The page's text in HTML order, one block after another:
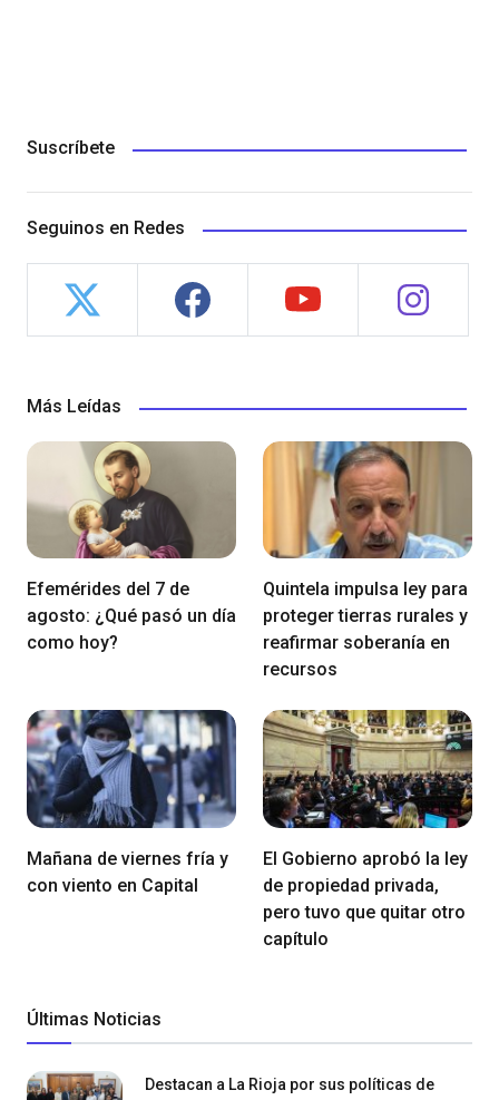
Suscríbete
Seguinos en Redes
Más Leídas
Efemérides del 7 de
agosto: ¿Qué pasó un día
como hoy?
Quintela impulsa ley para
proteger tierras rurales y
reafirmar soberanía en
recursos
Mañana de viernes fría y
con viento en Capital
El Gobierno aprobó la ley
de propiedad privada,
pero tuvo que quitar otro
capítulo
Últimas Noticias
Destacan a La Rioja por sus políticas de